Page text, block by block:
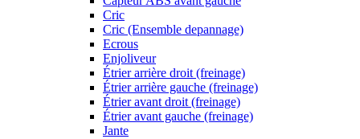
Cric
Cric (Ensemble depannage)
Ecrous
Enjoliveur
Étrier arrière droit (freinage)
Étrier arrière gauche (freinage)
Étrier avant droit (freinage)
Étrier avant gauche (freinage)
Jante